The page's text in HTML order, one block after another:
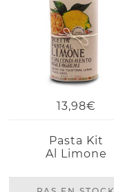
13,98€
Pasta Kit
Al Limone